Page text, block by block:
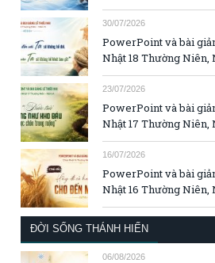
30/07/2026
PowerPoint và bài
Nhật 18 Thường Niên,
23/07/2026
PowerPoint và bài
Nhật 17 Thường Niên,
16/07/2026
PowerPoint và bài
Nhật 16 Thường Niên,
ĐỜI SỐNG THÁNH HIẾN
06/08/2026